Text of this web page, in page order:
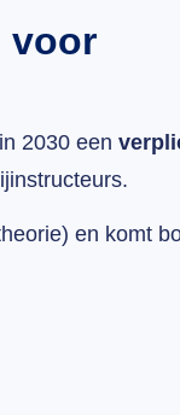
voor
2030 een
en komt